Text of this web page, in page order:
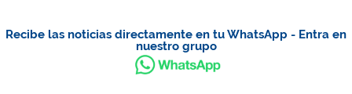
Recibe las noticias directamente en tu WhatsApp - Entra en
nuestro grupo